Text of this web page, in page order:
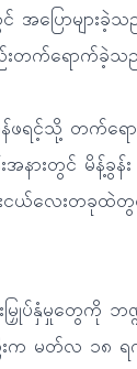
ပြောများခဲ့
းတက်ရောက်ခဲ့သ
ဖရင့်သို့ တက်ရော
တွင် မိန့်ခွန်း ပ
းငယ်လေးတခု
မြှုပ်နှံမှုတွေကို ဘ
ြီးက မတ်လ ၁၈